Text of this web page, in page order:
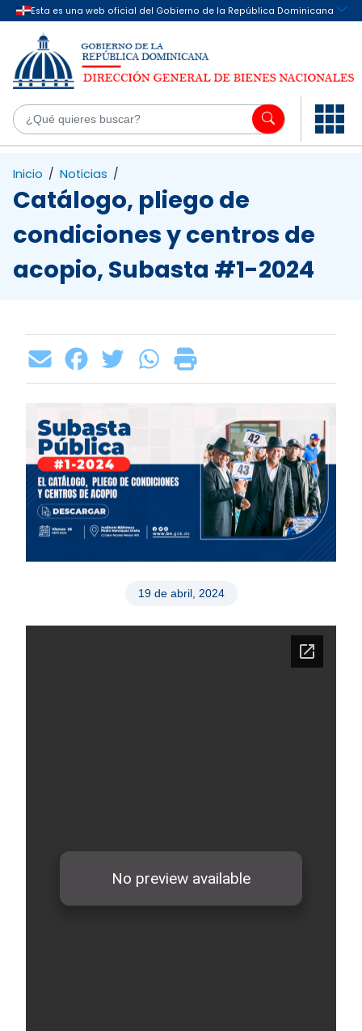
Saltar al contenido principal
Inicio / Noticias /
Catálogo, pliego de
condiciones y centros de
acopio, Subasta #1-2024
19 de abril, 2024